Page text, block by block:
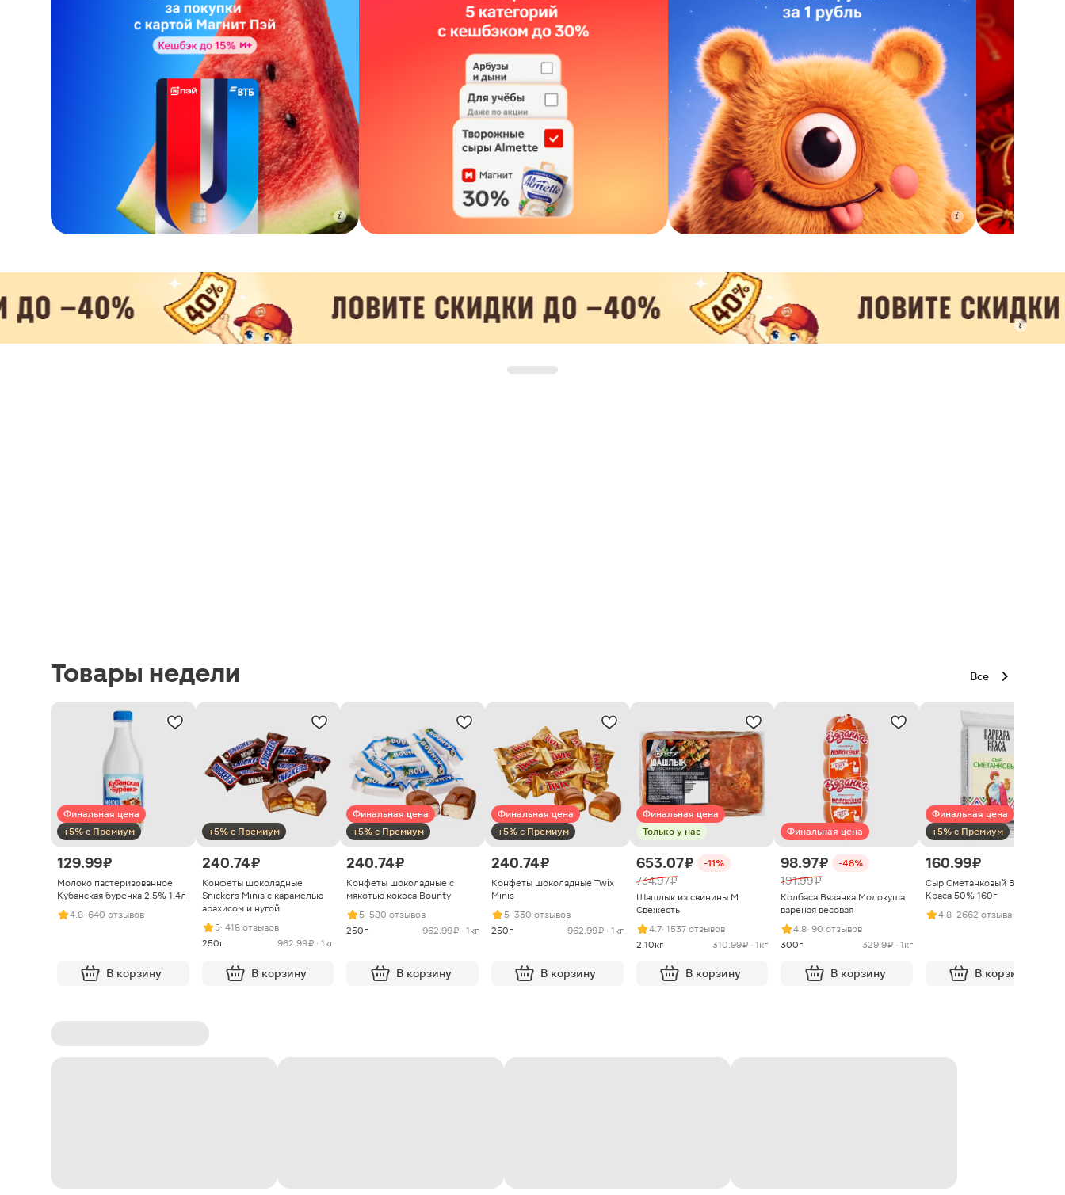
Товары недели Все
Финальная цена
+5% с Премиум
129.99 ₽
Молоко пастеризованное
Кубанская буренка 2.5% 1.4л
4.8· 640 отзывов
В корзину
+5% с Премиум
240.74 ₽
Конфеты шоколадные
Snickers Minis с карамелью
арахисом и нугой
5· 418 отзывов
250г
962.99 ₽ · 1кг
В корзину
Финальная цена
+5% с Премиум
240.74 ₽
Конфеты шоколадные с
мякотью кокоса Bounty
5· 580 отзывов
250г
962.99 ₽ · 1кг
В корзину
Финальная цена
+5% с Премиум
240.74 ₽
Конфеты шоколадные Twix
Minis
5· 330 отзывов
250г
962.99 ₽ · 1кг
В корзину
Финальная цена
Только у нас
653.07 ₽ -11%
734.97 ₽
Шашлык из свинины М
Свежесть
4.7· 1537 отзывов
2.10кг
310.99 ₽ · 1кг
В корзину
Финальная цена
98.97 ₽ -48%
191.99 ₽
Колбаса Вязанка Молокуша
вареная весовая
4.8· 90 отзывов
300г
329.9 ₽ · 1кг
В корзину
Финальная цена
+5% с Премиум
160.99 ₽
Сыр Сметанковый Варвара
Краса 50% 160г
4.8· 2662 отзыва
В корзину